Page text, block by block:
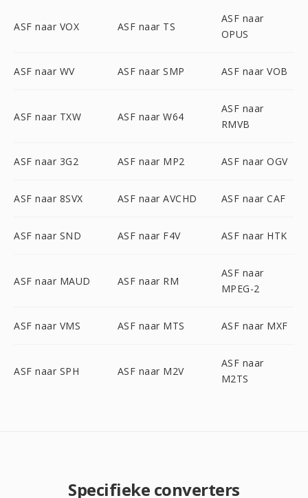
ASF naar VOX ASF naar TS
ASF naar
OPUS
ASF naar WV ASF naar SMP ASF naar VOB
ASF naar TXW ASF naar W64
ASF naar
RMVB
ASF naar 3G2 ASF naar MP2 ASF naar OGV
ASF naar 8SVX ASF naar AVCHD ASF naar CAF
ASF naar SND ASF naar F4V ASF naar HTK
ASF naar MAUD ASF naar RM
ASF naar
MPEG-2
ASF naar VMS ASF naar MTS ASF naar MXF
ASF naar SPH ASF naar M2V
ASF naar
M2TS
Specifieke converters